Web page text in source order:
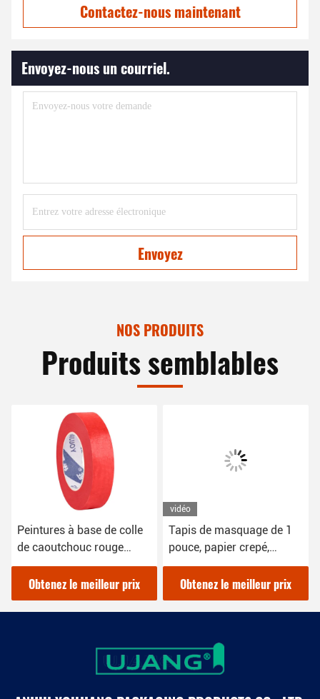
Contactez-nous maintenant
Envoyez-nous un courriel.
Envoyez
NOS PRODUITS
Produits semblables
Peintures à base de colle
de caoutchouc rouge
bande adhésive
masquante 12 mm pour
automobile
Obtenez le meilleur prix
vidéo
Tapis de masquage de 1
pouce, papier crepé,
découpage
Obtenez le meilleur prix